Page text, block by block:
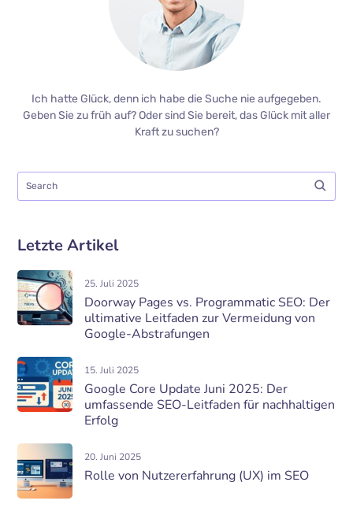
Ich hatte Glück, denn ich habe die Suche nie aufgegeben.
Geben Sie zu früh auf? Oder sind Sie bereit, das Glück mit aller
Kraft zu suchen?
Letzte Artikel
25. Juli 2025
Doorway Pages vs. Programmatic SEO: Der
ultimative Leitfaden zur Vermeidung von
Google-Abstrafungen
15. Juli 2025
Google Core Update Juni 2025: Der
umfassende SEO-Leitfaden für nachhaltigen
Erfolg
20. Juni 2025
Rolle von Nutzererfahrung (UX) im SEO